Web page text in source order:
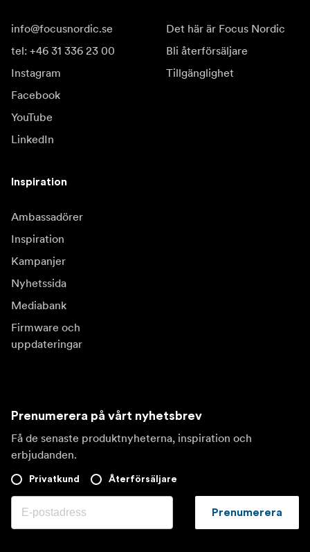
info@focusnordic.se
tel: +46 31 336 23 00
Instagram
Facebook
YouTube
LinkedIn
Det här är Focus Nordic
Bli återförsäljare
Tillgänglighet
Inspiration
Ambassadörer
Inspiration
Kampanjer
Nyhetssida
Mediabank
Firmware och
uppdateringar
Prenumerera på vårt nyhetsbrev
Få de senaste produktnyheterna, inspiration och
erbjudanden.
Privatkund Återförsäljare
Prenumerera